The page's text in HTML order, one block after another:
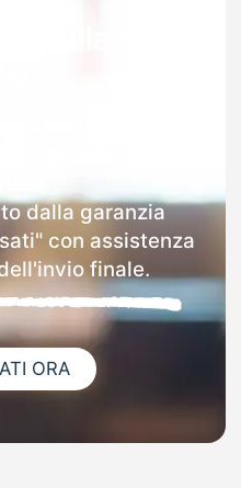
dalla garanzia
con assistenza
finale.
ORA